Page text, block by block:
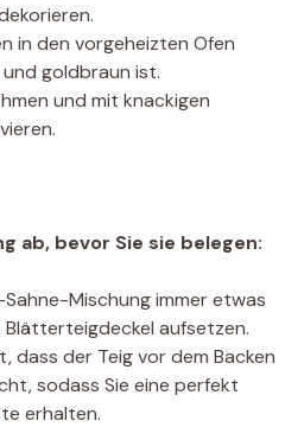
in den vorgeheizten Ofen
goldbraun ist.
und mit knackigen
ab, bevor Sie sie belegen:
Mischung immer etwas
Blätterteigdeckel aufsetzen.
dass der Teig vor dem Backen
sodass Sie eine perfekt
erhalten.